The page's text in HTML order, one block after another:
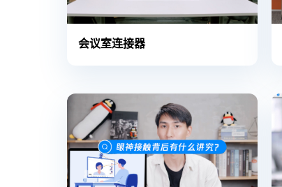
会议室连接器